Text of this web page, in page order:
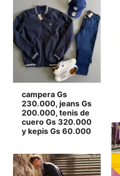
campera Gs
230.000, jeans Gs
200.000, tenis de
cuero Gs 320.000
y kepis Gs 60.000